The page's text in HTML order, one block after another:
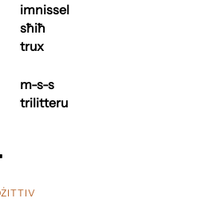
imnissel
sħiħ
trux
m-s-s
trilitteru